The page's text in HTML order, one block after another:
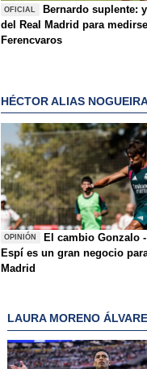
OFICIAL
Bernardo suplente:
del Real Madrid para
Ferencvaros
HÉCTOR ALIAS
OPINIÓN
El cambio Gonzalo
Espí es un gran negocio
Madrid
LAURA MORENO